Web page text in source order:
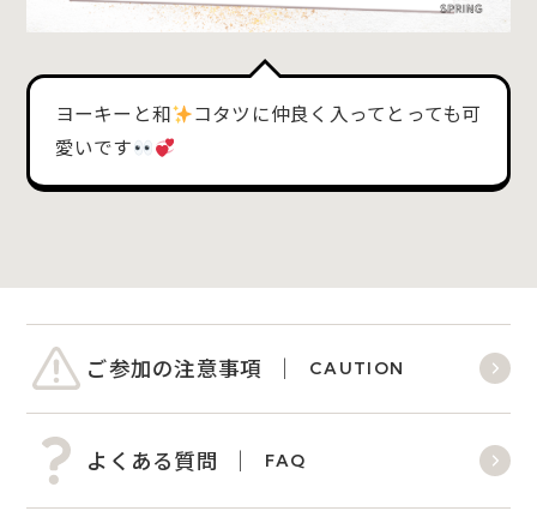
ヨーキーと和
コタツに仲良く入ってとっても可
愛いです
ご参加の注意事項 CAUTION
よくある質問 FAQ